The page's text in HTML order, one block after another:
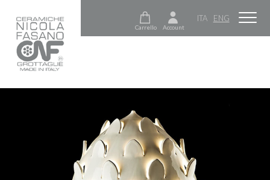
Carrello Account
ITA ENG